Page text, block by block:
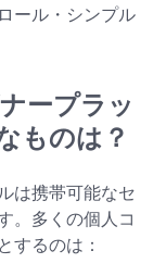
ール・シンプル
ープラッ
ものは？
は携帯可能なセ
。多くの個人コ
するのは：